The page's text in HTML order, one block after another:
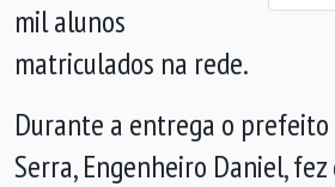
mil alunos
matriculados na rede.
Durante a entrega o prefeito
Serra, Engenheiro Daniel,fez